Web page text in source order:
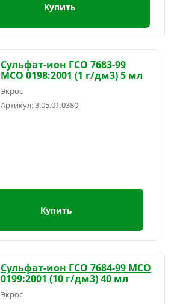
Купить
Сульфат-ион ГСО 7683-99
МСО 0198:2001 (1 г/дм3) 5 мл
Экрос
Артикул:3.05.01.0380
Купить
Сульфат-ион ГСО 7684-99 МСО
0199:2001 (10 г/дм3) 40 мл
Экрос